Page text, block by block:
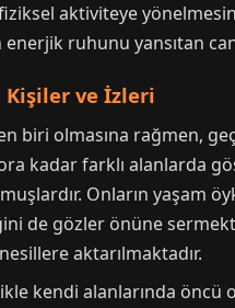
aktiviteye
ruhunu yansıtan
ve İzleri
biri olmasına rağmen,
kadar farklı alanlarda
Onların yaşam
gözler önüne
aktarılmaktadır.
kendi alanlarında